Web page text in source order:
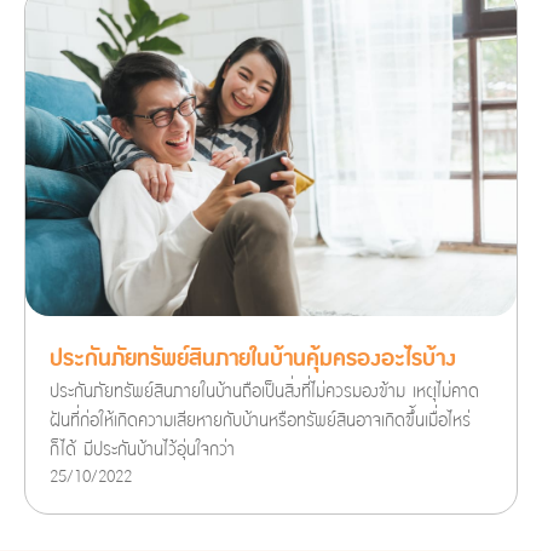
ประกันภัยทรัพย์สินภายในบ้านคุ้มครองอะไรบ้าง
ประกันภัยทรัพย์สินภายในบ้านถือเป็นสิ่งที่ไม่ควรมองข้าม เหตุไม่คาด
ฝันที่ก่อให้เกิดความเสียหายกับบ้านหรือทรัพย์สินอาจเกิดขึ้นเมื่อไหร่
ก็ได้ มีประกันบ้านไว้อุ่นใจกว่า
25/10/2022